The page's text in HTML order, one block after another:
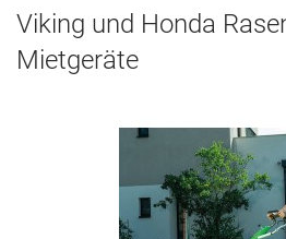
Viking und Honda
Mietgeräte